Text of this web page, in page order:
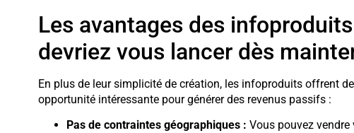
Les avantages des
devriez vous lancer dès
En plus de leur simplicité de création, les infoproduits offrent de
opportunité intéressante pour générer des revenus passifs :
Pas de contraintes géographiques : Vous pouvez